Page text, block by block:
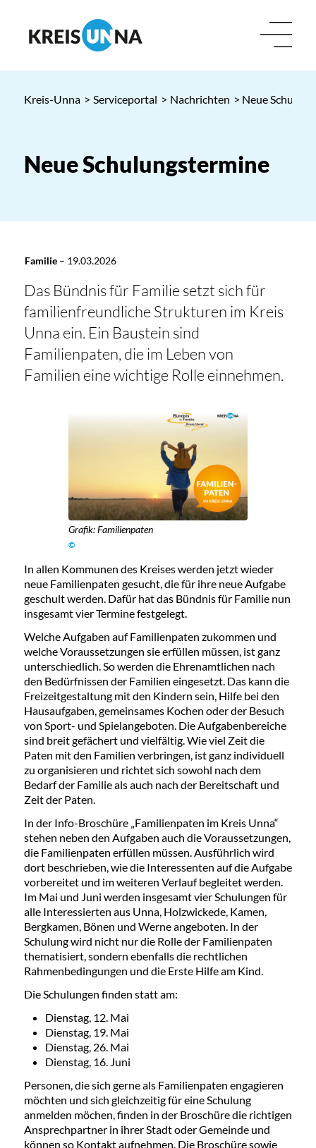
Kreis-Unna > Serviceportal > Nachrichten > Neue
Neue Schulungstermine
Familie– 19.03.2026
Das Bündnis für Familie setzt sich für
familienfreundliche Strukturen im Kreis
Unna ein. Ein Baustein sind
Familienpaten, die im Leben von
Familien eine wichtige Rolle einnehmen.
Grafik: Familienpaten
©
In allen Kommunen des Kreises werden jetzt wieder
neue Familienpaten gesucht, die für ihre neue Aufgabe
geschult werden. Dafür hat das Bündnis für Familie nun
insgesamt vier Termine festgelegt.
Welche Aufgaben auf Familienpaten zukommen und
welche Voraussetzungen sie erfüllen müssen, ist ganz
unterschiedlich. So werden die Ehrenamtlichen nach
den Bedürfnissen der Familien eingesetzt. Das kann die
Freizeitgestaltung mit den Kindern sein, Hilfe bei den
Hausaufgaben, gemeinsames Kochen oder der Besuch
von Sport- und Spielangeboten. Die Aufgabenbereiche
sind breit gefächert und vielfältig. Wie viel Zeit die
Paten mit den Familien verbringen, ist ganz individuell
zu organisieren und richtet sich sowohl nach dem
Bedarf der Familie als auch nach der Bereitschaft und
Zeit der Paten.
In der Info-Broschüre „Familienpaten im Kreis Unna“
stehen neben den Aufgaben auch die Voraussetzungen,
die Familienpaten erfüllen müssen. Ausführlich wird
dort beschrieben, wie die Interessenten auf die Aufgabe
vorbereitet und im weiteren Verlauf begleitet werden.
Im Mai und Juni werden insgesamt vier Schulungen für
alle Interessierten aus Unna, Holzwickede, Kamen,
Bergkamen, Bönen und Werne angeboten. In der
Schulung wird nicht nur die Rolle der Familienpaten
thematisiert, sondern ebenfalls die rechtlichen
Rahmenbedingungen und die Erste Hilfe am Kind.
Die Schulungen finden statt am:
Dienstag, 12. Mai
Dienstag, 19. Mai
Dienstag, 26. Mai
Dienstag, 16. Juni
Personen, die sich gerne als Familienpaten engagieren
möchten und sich gleichzeitig für eine Schulung
anmelden möchen, finden in der Broschüre die richtigen
Ansprechpartner in ihrer Stadt oder Gemeinde und
können so Kontakt aufnehmen. Die Broschüre sowie